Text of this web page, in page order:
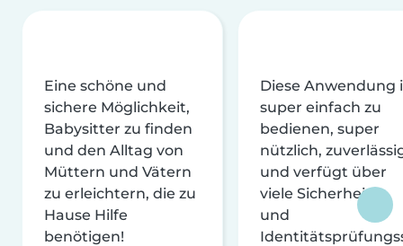
Eine schöne und
sichere Möglichkeit,
Babysitter zu finden
und den Alltag von
Müttern und Vätern
zu erleichtern, die zu
Hause Hilfe
benötigen!
Diese Anwendung
super einfach zu
bedienen, super
nützlich,
und verfügt über
viele Sicherheits-
und